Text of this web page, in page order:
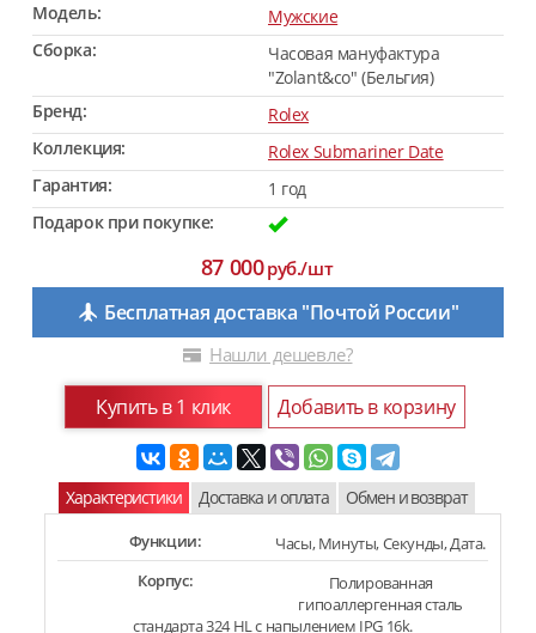
Модель:
Мужские
Сборка:
Часовая мануфактура
"Zolant&co" (Бельгия)
Бренд:
Rolex
Коллекция:
Rolex Submariner Date
Гарантия:
1 год
Подарок при покупке:
87 000руб./шт
Бесплатная доставка "Почтой России"
Нашли дешевле?
Купить в 1 клик Добавить в корзину
Характеристики Доставка и оплата Обмен и возврат
Функции:
Часы, Минуты, Секунды, Дата.
Корпус:
Полированная
гипоаллергенная сталь
стандарта 324 HL с напылением IPG 16k.